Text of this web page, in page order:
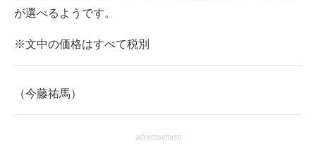
が選べるようです。
※文中の価格はすべて税別
（今藤祐馬）
advertisement